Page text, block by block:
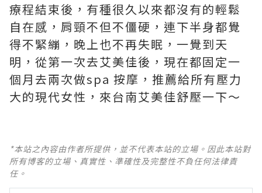
療程結束後，有種很久以來都沒有的輕鬆
自在感，肩頸不但不僵硬，連下半身都覺
得不緊繃，晚上也不再失眠，一覺到天
明，從第一次去艾美佳後，現在都固定一
個月去兩次做spa 按摩，推薦給所有壓力
大的現代女性，來台南艾美佳舒壓一下～
*本站之內容由作者所提供，並不代表本站的立場。因此本站對
所有博客的立場、真實性、準確性及完整性不負任何法律責
任。